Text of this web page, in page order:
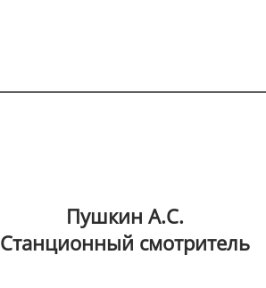
Пушкин А.С.
Станционный смотритель